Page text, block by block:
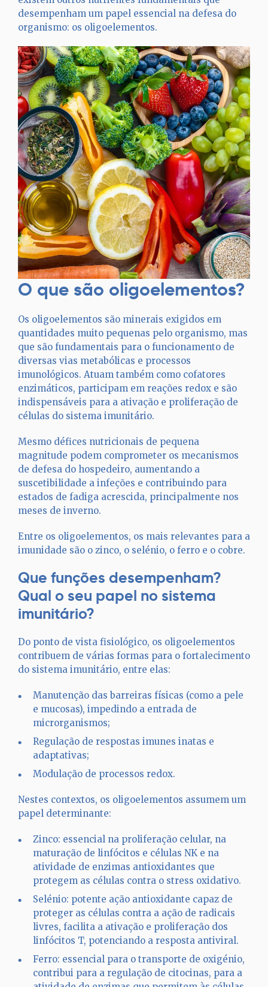
desempenham um papel essencial na defesa do
organismo: os oligoelementos.
O que são oligoelementos?
Os oligoelementos são minerais exigidos em
quantidades muito pequenas pelo organismo, mas
que são fundamentais para o funcionamento de
diversas vias metabólicas e processos
imunológicos. Atuam também como cofatores
enzimáticos, participam em reações redox e são
indispensáveis para a ativação e proliferação de
células do sistema imunitário.
Mesmo défices nutricionais de pequena
magnitude podem comprometer os mecanismos
de defesa do hospedeiro, aumentando a
suscetibilidade a infeções e contribuindo para
estados de fadiga acrescida, principalmente nos
meses de inverno.
Entre os oligoelementos, os mais relevantes para a
imunidade são o zinco, o selénio, o ferro e o cobre.
Que funções desempenham?
Qual o seu papel no sistema
imunitário?
Do ponto de vista fisiológico, os oligoelementos
contribuem de várias formas para o fortalecimento
do sistema imunitário, entre elas:
Manutenção das barreiras físicas (como a pele
e mucosas), impedindo a entrada de
microrganismos;
Regulação de respostas imunes inatas e
adaptativas;
Modulação de processos redox.
Nestes contextos, os oligoelementos assumem um
papel determinante:
Zinco: essencial na proliferação celular, na
maturação de linfócitos e células NK e na
atividade de enzimas antioxidantes que
protegem as células contra o stress oxidativo.
Selénio: potente ação antioxidante capaz de
proteger as células contra a ação de radicais
livres, facilita a ativação e proliferação dos
linfócitos T, potenciando a resposta antiviral.
Ferro: essencial para o transporte de oxigénio,
contribui para a regulação de citocinas, para a